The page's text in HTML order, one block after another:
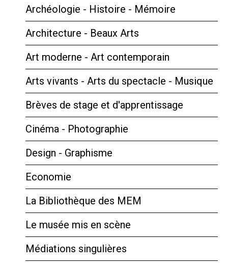
Archéologie - Histoire - Mémoire
Architecture - Beaux Arts
Art moderne - Art contemporain
Arts vivants - Arts du spectacle - Musique
Brèves de stage et d'apprentissage
Cinéma - Photographie
Design - Graphisme
Economie
La Bibliothèque des MEM
Le musée mis en scène
Médiations singulières